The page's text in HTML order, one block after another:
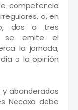
competencia
o, en
dos o tres
se emite el
la jornada,
a la opinión
y abanderados
Necaxa debe